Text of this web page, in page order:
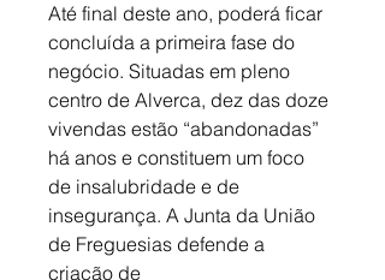
Até final deste ano, poderá ficar
concluída a primeira fase do
negócio. Situadas em pleno
centro de Alverca, dez das doze
vivendas estão “abandonadas”
há anos e constituem um foco
de insalubridade e de
insegurança. A Junta da União
de Freguesias defende a
criação de